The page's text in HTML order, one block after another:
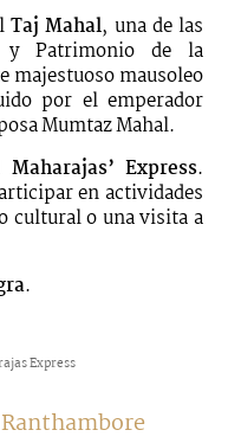
Taj Mahal, una de las
y Patrimonio de la
majestuoso mausoleo
por el emperador
Mumtaz Mahal.
Maharajas’ Express.
en actividades
cultural o una visita a
.